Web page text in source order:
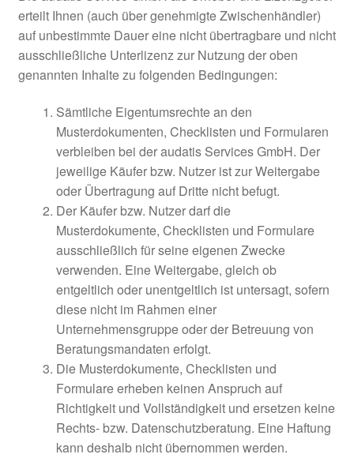
erteilt Ihnen (auch über genehmigte Zwischenhändler)
auf unbestimmte Dauer eine nicht übertragbare und nicht
ausschließliche Unterlizenz zur Nutzung der oben
genannten Inhalte zu folgenden Bedingungen:
Sämtliche Eigentumsrechte an den
Musterdokumenten, Checklisten und Formularen
verbleiben bei der audatis Services GmbH. Der
jeweilige Käufer bzw. Nutzer ist zur Weitergabe
oder Übertragung auf Dritte nicht befugt.
Der Käufer bzw. Nutzer darf die
Musterdokumente, Checklisten und Formulare
ausschließlich für seine eigenen Zwecke
verwenden. Eine Weitergabe, gleich ob
entgeltlich oder unentgeltlich ist untersagt, sofern
diese nicht im Rahmen einer
Unternehmensgruppe oder der Betreuung von
Beratungsmandaten erfolgt.
Die Musterdokumente, Checklisten und
Formulare erheben keinen Anspruch auf
Richtigkeit und Vollständigkeit und ersetzen keine
Rechts- bzw. Datenschutzberatung. Eine Haftung
kann deshalb nicht übernommen werden.